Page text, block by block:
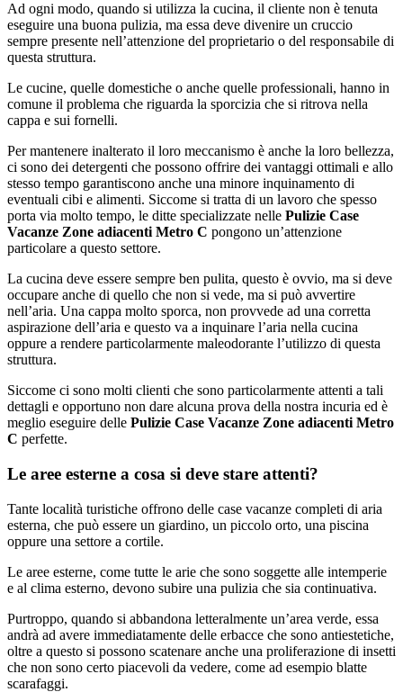
Ad ogni modo, quando si utilizza la cucina, il cliente non è tenuta
eseguire una buona pulizia, ma essa deve divenire un cruccio
sempre presente nell’attenzione del proprietario o del responsabile di
questa struttura.
Le cucine, quelle domestiche o anche quelle professionali, hanno in
comune il problema che riguarda la sporcizia che si ritrova nella
cappa e sui fornelli.
Per mantenere inalterato il loro meccanismo è anche la loro bellezza,
ci sono dei detergenti che possono offrire dei vantaggi ottimali e allo
stesso tempo garantiscono anche una minore inquinamento di
eventuali cibi e alimenti. Siccome si tratta di un lavoro che spesso
porta via molto tempo, le ditte specializzate nelle Pulizie Case
Vacanze Zone adiacenti Metro C pongono un’attenzione
particolare a questo settore.
La cucina deve essere sempre ben pulita, questo è ovvio, ma si deve
occupare anche di quello che non si vede, ma si può avvertire
nell’aria. Una cappa molto sporca, non provvede ad una corretta
aspirazione dell’aria e questo va a inquinare l’aria nella cucina
oppure a rendere particolarmente maleodorante l’utilizzo di questa
struttura.
Siccome ci sono molti clienti che sono particolarmente attenti a tali
dettagli e opportuno non dare alcuna prova della nostra incuria ed è
meglio eseguire delle Pulizie Case Vacanze Zone adiacenti Metro
C perfette.
Le aree esterne a cosa si deve stare attenti?
Tante località turistiche offrono delle case vacanze completi di aria
esterna, che può essere un giardino, un piccolo orto, una piscina
oppure una settore a cortile.
Le aree esterne, come tutte le arie che sono soggette alle intemperie
e al clima esterno, devono subire una pulizia che sia continuativa.
Purtroppo, quando si abbandona letteralmente un’area verde, essa
andrà ad avere immediatamente delle erbacce che sono antiestetiche,
oltre a questo si possono scatenare anche una proliferazione di insetti
che non sono certo piacevoli da vedere, come ad esempio blatte
scarafaggi.